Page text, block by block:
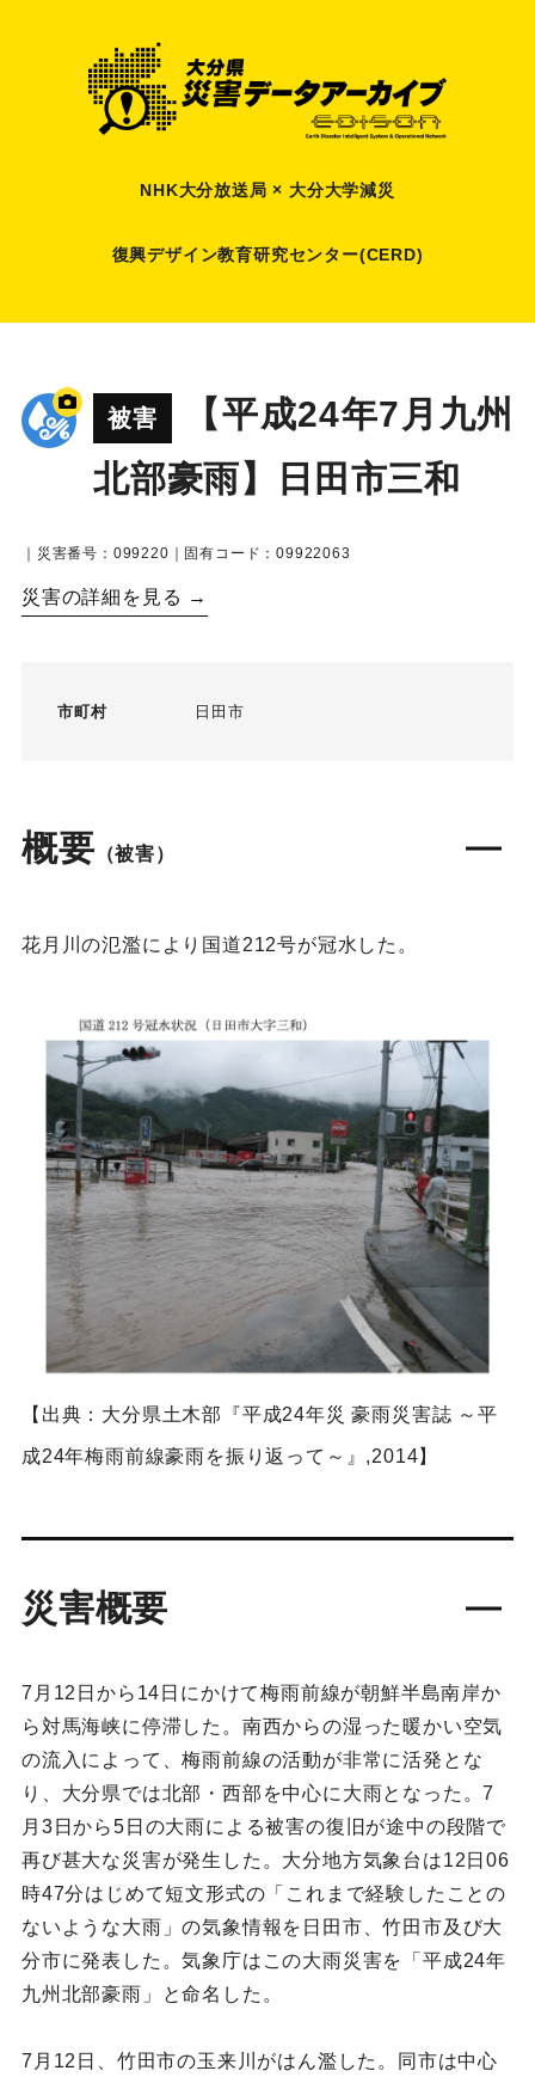
NHK大分放送局 × 大分大学減災
復興デザイン教育研究センター(CERD)
被害
【平成24年7月九州
北部豪雨】日田市三和
｜災害番号：099220｜固有コード：09922063
災害の詳細を見る →
市町村 日田市
概要 （被害）
花月川の氾濫により国道212号が冠水した。
【出典：大分県土木部『平成24年災 豪雨災害誌 ～平
成24年梅雨前線豪雨を振り返って～』,2014】
災害概要
7月12日から14日にかけて梅雨前線が朝鮮半島南岸か
ら対馬海峡に停滞した。南西からの湿った暖かい空気
の流入によって、梅雨前線の活動が非常に活発とな
り、大分県では北部・西部を中心に大雨となった。7
月3日から5日の大雨による被害の復旧が途中の段階で
再び甚大な災害が発生した。大分地方気象台は12日06
時47分はじめて短文形式の「これまで経験したことの
ないような大雨」の気象情報を日田市、竹田市及び大
分市に発表した。気象庁はこの大雨災害を「平成24年
九州北部豪雨」と命名した。
7月12日、竹田市の玉来川がはん濫した。同市は中心